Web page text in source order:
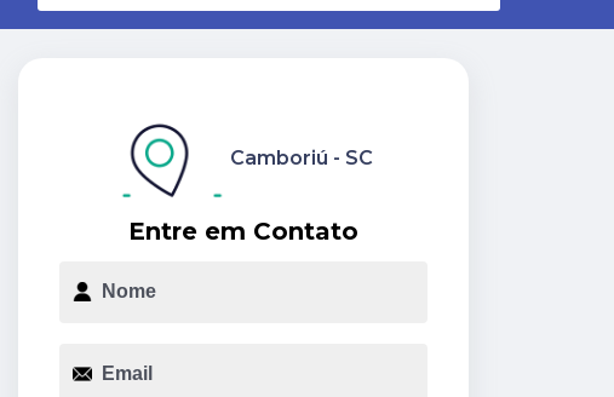
Entre em Contato
Camboriú - SC